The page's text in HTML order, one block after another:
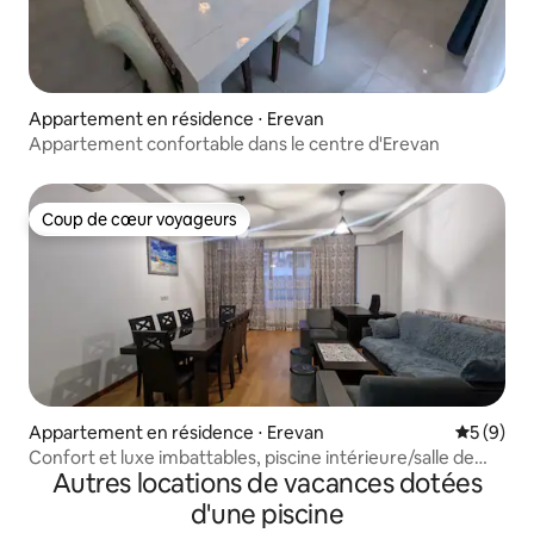
Appartement en résidence ⋅ Erevan
Appartement confortable dans le centre d'Erevan
Coup de cœur voyageurs
Coup de cœur voyageurs
Appartement en résidence ⋅ Erevan
5 (9)
Confort et luxe imbattables, piscine intérieure/salle de
sport
Autres locations de vacances dotées
d'une piscine